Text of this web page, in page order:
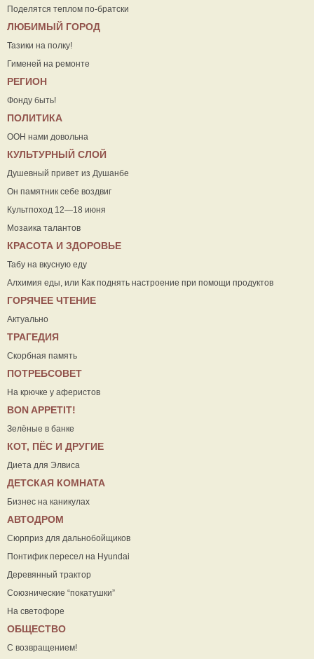
Поделятся теплом по-братски
ЛЮБИМЫЙ ГОРОД
Тазики на полку!
Гименей на ремонте
РЕГИОН
Фонду быть!
ПОЛИТИКА
ООН нами довольна
КУЛЬТУРНЫЙ СЛОЙ
Душевный привет из Душанбе
Он памятник себе воздвиг
Культпоход 12—18 июня
Мозаика талантов
КРАСОТА И ЗДОРОВЬЕ
Табу на вкусную еду
Алхимия еды, или Как поднять настроение при помощи продуктов
ГОРЯЧЕЕ ЧТЕНИЕ
Актуально
ТРАГЕДИЯ
Скорбная память
ПОТРЕБСОВЕТ
На крючке у аферистов
ВON APPETIT!
Зелёные в банке
КОТ, ПЁС И ДРУГИЕ
Диета для Элвиса
ДЕТСКАЯ КОМНАТА
Бизнес на каникулах
АВТОДРОМ
Сюрприз для дальнобойщиков
Понтифик пересел на Hyundai
Деревянный трактор
Союзнические “покатушки”
На светофоре
ОБЩЕСТВО
С возвращением!